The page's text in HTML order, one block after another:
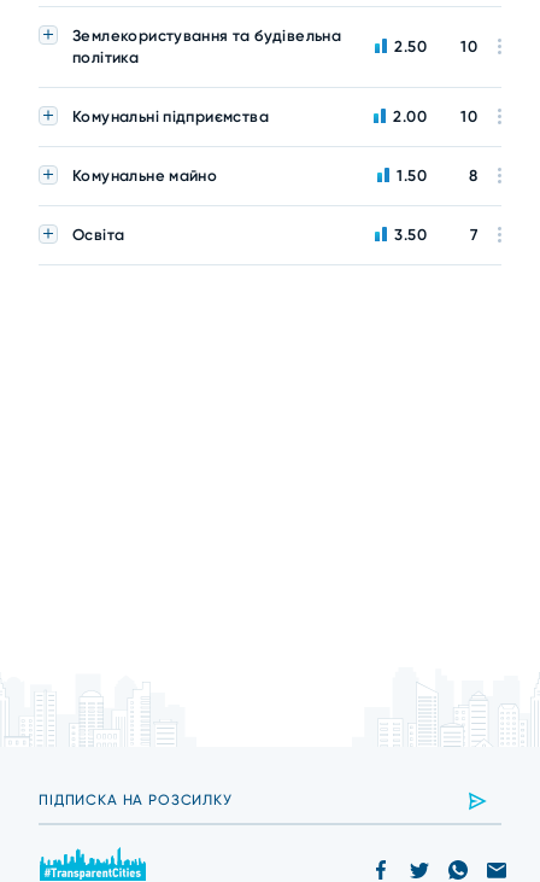
Землекористування та будівельна
політика
2.50 10
Комунальні підприємства 2.00 10
Комунальне майно 1.50 8
Освіта 3.50 7